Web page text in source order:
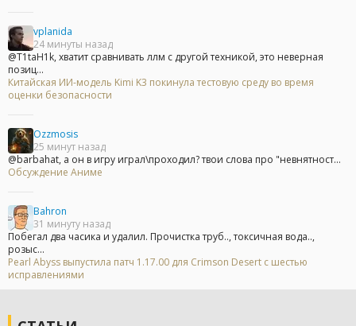
vplanida
24 минуты назад
@T1taH1k, хватит сравнивать ллм с другой техникой, это неверная
позиц...
Китайская ИИ-модель Kimi K3 покинула тестовую среду во время
оценки безопасности
Ozzmosis
25 минут назад
@barbahat, а он в игру играл\проходил? твои слова про "невнятност...
Обсуждение Аниме
Bahron
31 минуту назад
Побегал два часика и удалил. Прочистка труб.., токсичная вода..,
розыс...
Pearl Abyss выпустила патч 1.17.00 для Crimson Desert с шестью
исправлениями